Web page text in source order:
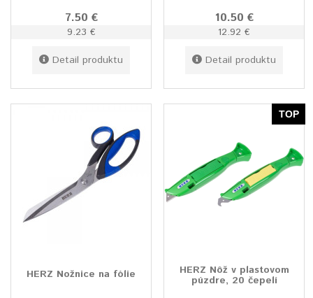
7.50 €
9.23 €
Detail produktu
10.50 €
12.92 €
Detail produktu
HERZ Nožnice na fólie
TOP
HERZ Nôž v plastovom
púzdre, 20 čepelí